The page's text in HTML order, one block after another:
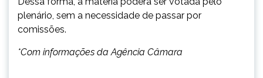
plenário, sem a necessidade de passar por
comissões.
*Com informações da Agência Câmara